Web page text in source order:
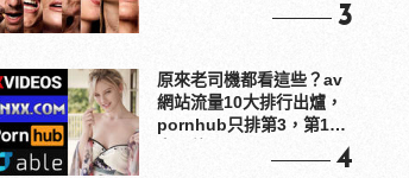
3
原來老司機都看這些？av
網站流量10大排行出爐，
pornhub只排第3，第1名
4